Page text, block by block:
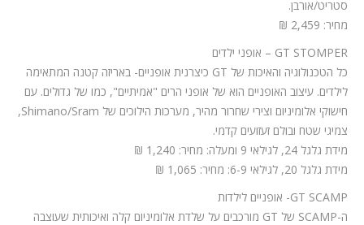
סטריט/אורבן.
מחיר: 2,459 ₪
GT STOMPER – אופני ילדים
כל הטכנולוגיה והאיכות של GT כיצרנית אופניים- באריזה קטנה המתאימה
לילדים. עיצוב האופניים הוא של אופני הרים "אמיתיים", כמו של גדולים. עם
חישוקי אלומיניום וצירי שחרור מהיר, מערכות הילוכים של Shimano/Sram,
צמיגי שטח ובולם זעזועים קדמי.
מידת גלגל 24, לגילאי 9 ומעלה: מחיר: 1,240 ₪
מידת גלגל 20, לגילאי 6-9: מחיר: 1,065 ₪
GT SCAMP- אופניים לילדות
ה-SCAMP של GT מורכבים על שלדת אלומיניום קלה ואיכותית שעוצבה